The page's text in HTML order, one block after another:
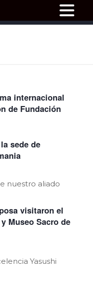
internacional
de Fundación
sede de
nuestro aliado
visitaron el
Museo Sacro de
Yasushi